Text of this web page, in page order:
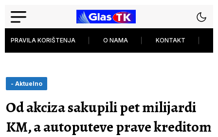
PRAVILA KORIŠTENJA O NAMA KONTAKT
- Aktuelno
Od akciza sakupili pet milijardi
KM, a autoputeve prave kreditom